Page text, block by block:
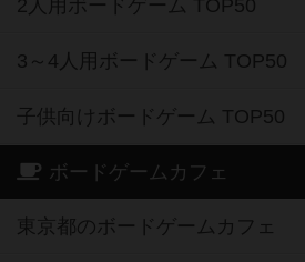
2人用ボードゲーム TOP50
3～4人用ボードゲーム TOP50
子供向けボードゲーム TOP50
ボードゲームカフェ
東京都のボードゲームカフェ